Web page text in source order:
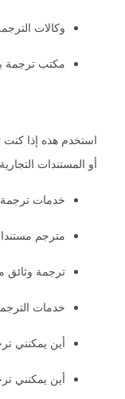
وكالات
مكتب ترجمة
استخدم هذه إذا كنت
أو المستندات
خدمات ترجمة
مترجم
ترجمة وثائق
خدمات
أين يمكنني
أين يمكنني